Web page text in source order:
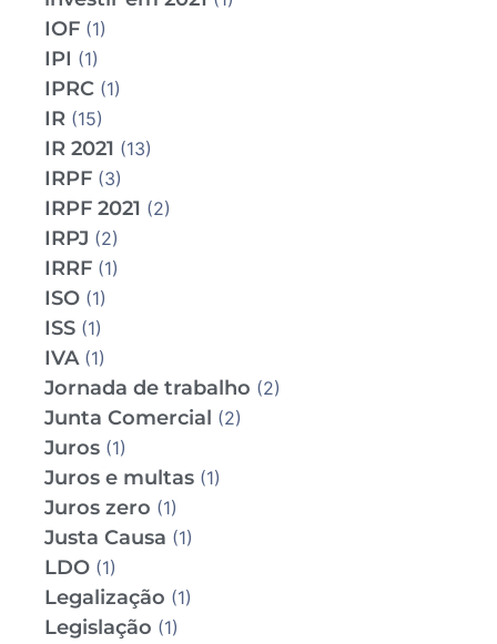
IOF (1)
IPI (1)
IPRC (1)
IR (15)
IR 2021 (13)
IRPF (3)
IRPF 2021 (2)
IRPJ (2)
IRRF (1)
ISO (1)
ISS (1)
IVA(1)
Jornada de trabalho (2)
Junta Comercial (2)
Juros (1)
Juros e multas (1)
Juros zero (1)
Justa Causa (1)
LDO (1)
Legalização (1)
Legislação (1)